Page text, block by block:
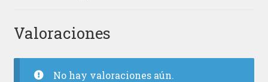
Valoraciones
No hay valoraciones aún.